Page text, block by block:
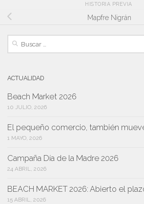
HISTORIA PREVIA
Mapfre Nigrán
Buscar:
ACTUALIDAD
Beach Market 2026
10 JULIO, 2026
El pequeño comercio, también
1 MAYO, 2026
Campaña Día de la Madre 2026
24 ABRIL, 2026
BEACH MARKET 2026: Abierto el
15 ABRIL, 2026